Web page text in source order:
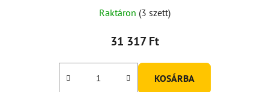
Raktáron (3 szett)
31 317 Ft
KOSÁRBA